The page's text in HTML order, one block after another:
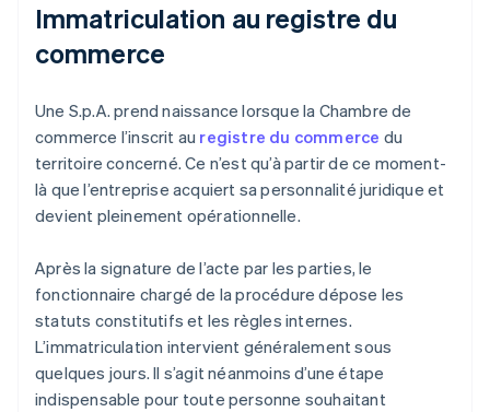
Immatriculation au registre du
commerce
Une S.p.A. prend naissance lorsque la Chambre de
commerce l’inscrit au registre du commerce du
territoire concerné. Ce n’est qu’à partir de ce moment-
là que l’entreprise acquiert sa personnalité juridique et
devient pleinement opérationnelle.
Après la signature de l’acte par les parties, le
fonctionnaire chargé de la procédure dépose les
statuts constitutifs et les règles internes.
L’immatriculation intervient généralement sous
quelques jours. Il s’agit néanmoins d’une étape
indispensable pour toute personne souhaitant